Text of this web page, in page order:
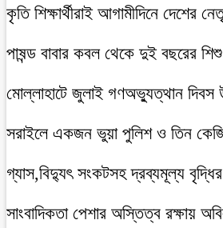
কৃতি শিক্ষার্থীরাই আগামীদিনে দেশের
পাষন্ড বাবার কবল থেকে দুই বছরের
মোল্লাহাটে জুলাই গণঅভ্যুত্থান দিবস
সরাইলে একজন ভুয়া পুলিশ ও তিন
গ্যাস,বিদ্যুৎ সংকটসহ দ্রব্যমূল্য বৃদ্ধির
সাংবাদিকতা পেশার অস্তিত্ব রক্ষায়